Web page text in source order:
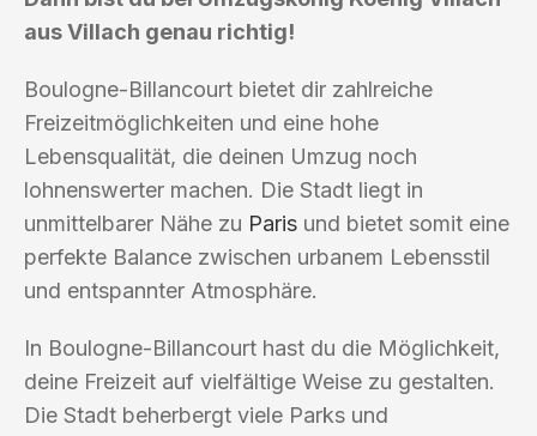
aus Villach genau richtig!
Boulogne-Billancourt bietet dir zahlreiche
Freizeitmöglichkeiten und eine hohe
Lebensqualität, die deinen Umzug noch
lohnenswerter machen. Die Stadt liegt in
unmittelbarer Nähe zu Paris und bietet somit eine
perfekte Balance zwischen urbanem Lebensstil
und entspannter Atmosphäre.
In Boulogne-Billancourt hast du die Möglichkeit,
deine Freizeit auf vielfältige Weise zu gestalten.
Die Stadt beherbergt viele Parks und